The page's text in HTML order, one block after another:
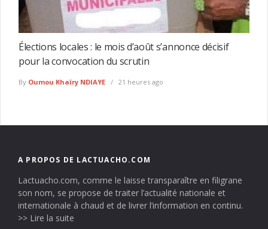
Élections locales : le mois d’août s’annonce décisif
pour la convocation du scrutin
By Oumou Khaïry NDIAYE 21 heures ago
A PROPOS DE LACTUACHO.COM
Lactuacho.com, comme le laisse transparaître en filigrane
son nom, se propose de traiter l’actualité nationale et
internationale à chaud et de livrer l’information en continu.
>> Lire la suite